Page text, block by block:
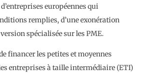
européennes qui
remplies, d’une exonération
spécialisée sur les PME.
financer les petites et moyennes
entreprises à taille intermédiaire (ETI)